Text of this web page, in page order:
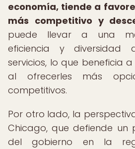
economía, tiende a
más competitivo y
puede llevar a una
eficiencia y diversidad
servicios, lo que beneficia
al ofrecerles más
competitivos.
Por otro lado, la
Chicago, que defiende un
del gobierno en la